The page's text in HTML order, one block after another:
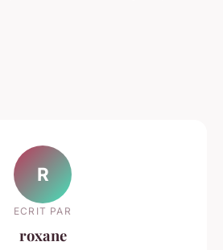
R
ECRIT PAR
roxane